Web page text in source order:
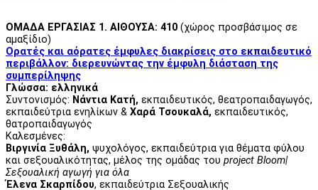
ΟΜΑΔΑ ΕΡΓΑΣΙΑΣ 1. ΑΙΘΟΥΣΑ: 410 (χώρος προσβάσιμος σε
αμαξίδιο)
Ορατές και αόρατες έμφυλες διακρίσεις στο εκπαιδευτικό
περιβάλλον: διερευνώντας την έμφυλη διάσταση της
συμπερίληψης
Γλώσσα: ελληνικά
Συντονισμός: Νάντια Κατή, εκπαιδευτικός, θεατροπαιδαγωγός,
εκπαιδεύτρια ενηλίκων & Χαρά Τσουκαλά, εκπαιδευτικός,
θατροπαιδαγωγός
Καλεσμένες:
Βιργινία Ξυθάλη, ψυχολόγος, εκπαιδεύτρια για θέματα φύλου
και σεξουαλικότητας, μέλος της ομάδας του project Bloom|
Σεξουαλική αγωγή για όλα
Έλενα Σκαρπίδου, εκπαιδεύτρια Σεξουαλικής